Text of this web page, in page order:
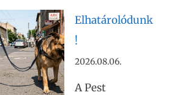
Elhatárolódunk
!
2026.08.06.
A Pest